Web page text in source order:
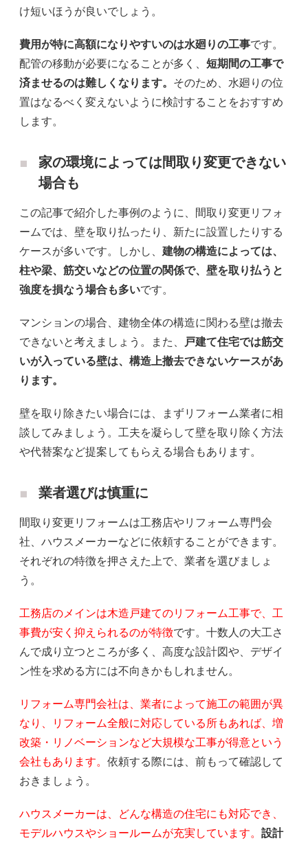
け短いほうが良いでしょう。
費用が特に高額になりやすいのは水廻りの工事です。
配管の移動が必要になることが多く、 短期間の工事で
済ませるのは難しくなります。 そのため、水廻りの位
置はなるべく変えないように検討することをおすすめ
します。
家の環境によっては間取り変更できない
場合も
この記事で紹介した事例のように、間取り変更リフォ
ームでは、壁を取り払ったり、新たに設置したりする
ケースが多いです。しかし、 建物の構造によっては、
柱や梁、筋交いなどの位置の関係で、壁を取り払うと
強度を損なう場合も多いです。
マンションの場合、建物全体の構造に関わる壁は撤去
できないと考えましょう。また、
戸建て住宅では筋交
いが入っている壁は、構造上撤去できないケースがあ
ります。
壁を取り除きたい場合には、まずリフォーム業者に相
談してみましょう。工夫を凝らして壁を取り除く方法
や代替案など提案してもらえる場合もあります。
業者選びは慎重に
間取り変更リフォームは工務店やリフォーム専門会
社、ハウスメーカーなどに依頼することができます。
それぞれの特徴を押さえた上で、業者を選びましょ
う。
工務店のメインは木造戸建てのリフォーム工事で、工
事費が安く抑えられるのが特徴です。十数人の大工さ
んで成り立つところが多く、高度な設計図や、デザイ
ン性を求める方には不向きかもしれません。
リフォーム専門会社は、業者によって施工の範囲が異
なり、リフォーム全般に対応している所もあれば、増
改築・リノベーションなど大規模な工事が得意という
会社もあります。 依頼する際には、前もって確認して
おきましょう。
ハウスメーカーは、どんな構造の住宅にも対応でき、
モデルハウスやショールームが充実しています。 設計